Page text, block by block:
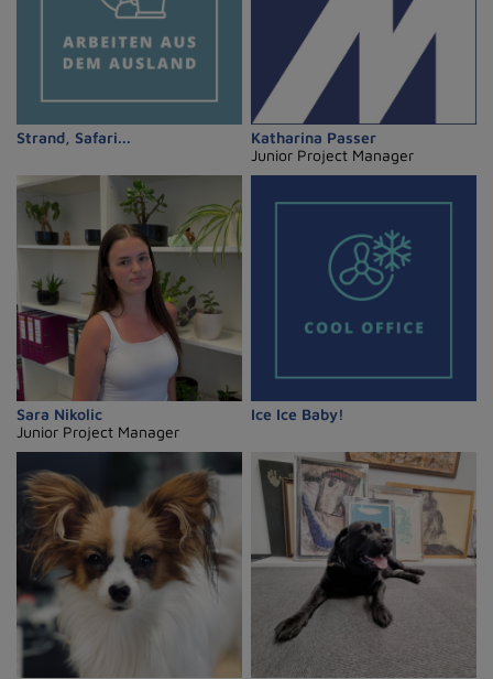
Strand, Safari...
Katharina Passer
Junior Project Manager
Sara Nikolic
Junior Project Manager
Ice Ice Baby!